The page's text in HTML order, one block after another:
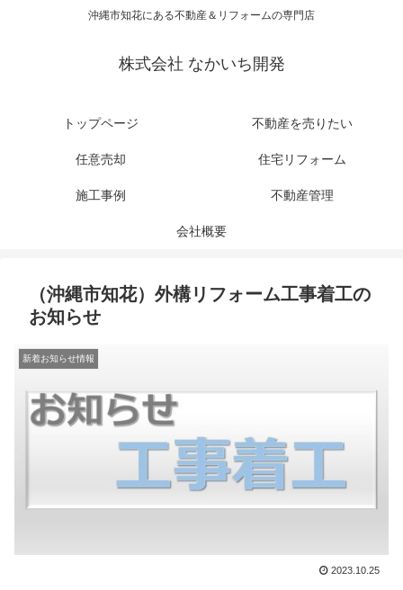
沖縄市知花にある不動産＆リフォームの専門店
株式会社 なかいち開発
トップページ 不動産を売りたい
任意売却 住宅リフォーム
施工事例 不動産管理
会社概要
（沖縄市知花）外構リフォーム工事着工の
お知らせ
新着お知らせ情報
2023.10.25